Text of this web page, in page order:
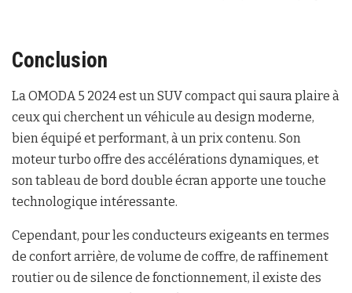
Conclusion
La OMODA 5 2024 est un SUV compact qui saura plaire à
ceux qui cherchent un véhicule au design moderne,
bien équipé et performant, à un prix contenu. Son
moteur turbo offre des accélérations dynamiques, et
son tableau de bord double écran apporte une touche
technologique intéressante.
Cependant, pour les conducteurs exigeants en termes
de confort arrière, de volume de coffre, de raffinement
routier ou de silence de fonctionnement, il existe des